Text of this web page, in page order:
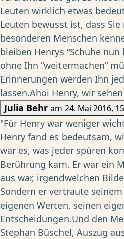
Leuten wirklich etwas
Leuten bewusst ist, dass
besonderen Menschen
bleiben Henrys “Schuhe
ohne Ihn “weitermachen“
Erinnerungen werden Ihn
lassen.Ahoi Henry, wir
Julia Behr
am
"Für Henry war weniger
Henry fand es bedeutsam,
war es, was jeder spüren
Berührung kam. Er war ein
aus war, irgendwelchen
Sondern er vertraute
eigenen Werten, seinen
Entscheidungen.Und den
Stephan Büschel, Auszug